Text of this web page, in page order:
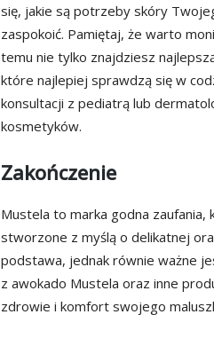
się, jakie są potrzeby skóry
zaspokoić. Pamiętaj, że warto
temu nie tylko znajdziesz
które najlepiej sprawdzą się w
konsultacji z pediatrą lub
kosmetyków.
Zakończenie
Mustela to marka godna
stworzone z myślą o delikatnej
podstawa, jednak równie ważne
z awokado Mustela oraz inne
zdrowie i komfort swojego